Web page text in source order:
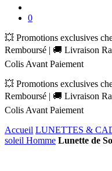
0
💥 Promotions exclusives
Remboursé | 🚚 Livraison
Colis Avant Paiement
💥 Promotions exclusives
Remboursé | 🚚 Livraison
Colis Avant Paiement
Accueil LUNETTES &
soleil Homme Lunette de